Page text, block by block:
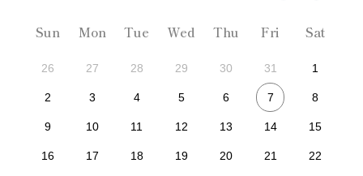
Sun Mon Tue Wed Thu Fri Sat
26 27 28 29 30 31 1
2 3 4 5 6 7 8
9 10 11 12 13 14 15
16 17 18 19 20 21 22